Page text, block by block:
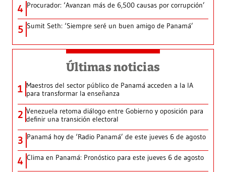
4 Procurador: ‘Avanzan más de 6,500 causas por corrupción’
5 Sumit Seth: ‘Siempre seré un buen amigo de Panamá’
Últimas noticias
1 Maestros del sector público de Panamá acceden a la IA
para transformar la enseñanza
2 Venezuela retoma diálogo entre Gobierno y oposición para
definir una transición electoral
3 Panamá hoy de ‘Radio Panamá’ de este jueves 6 de agosto
4 Clima en Panamá: Pronóstico para este jueves 6 de agosto